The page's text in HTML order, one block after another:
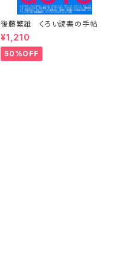
後藤繁雄 くろい読書の手帖
¥1,210
50%OFF